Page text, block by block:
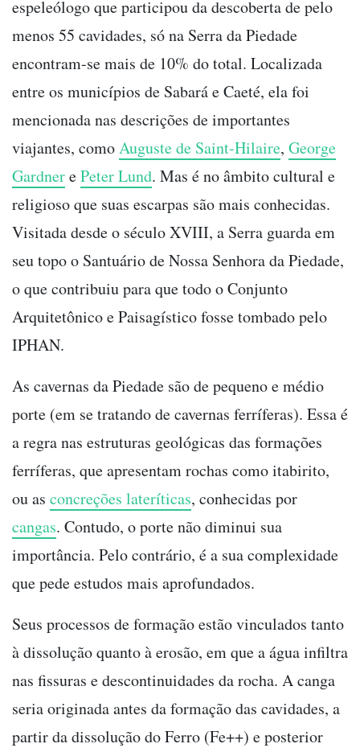
espeleólogo que participou da descoberta de pelo
menos 55 cavidades, só na Serra da Piedade
encontram-se mais de 10% do total. Localizada
entre os municípios de Sabará e Caeté, ela foi
mencionada nas descrições de importantes
viajantes, comoAuguste de Saint-Hilaire, George
GardnerePeter Lund. Mas é no âmbito cultural e
religioso que suas escarpas são mais conhecidas.
Visitada desde o século XVIII, a Serra guarda em
seu topo o Santuário de Nossa Senhora da Piedade,
o que contribuiu para que todo o Conjunto
Arquitetônico e Paisagístico fosse tombado pelo
IPHAN.
As cavernas da Piedade são de pequeno e médio
porte (em se tratando de cavernas ferríferas). Essa é
a regra nas estruturas geológicas das formações
ferríferas, que apresentam rochas como itabirito,
ou as concreções lateríticas, conhecidas por
cangas. Contudo, o porte não diminui sua
importância. Pelo contrário, é a sua complexidade
que pede estudos mais aprofundados.
Seus processos de formação estão vinculados tanto
à dissolução quanto à erosão, em que a água infiltra
nas fissuras e descontinuidades da rocha. A canga
seria originada antes da formação das cavidades, a
partir da dissolução do Ferro (Fe++) e posterior